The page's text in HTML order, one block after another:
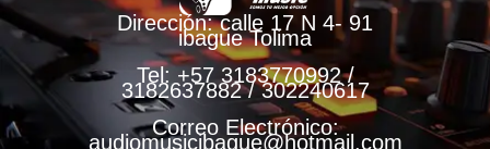
Dirección: calle 17 N 4- 91
ibague Tolima
Tel: +57 3183770992 /
3182637882 / 302240617
Correo Electrónico:
audiomusicibague@hotmail.com